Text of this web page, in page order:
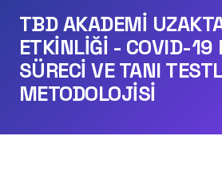
TBD AKADEMİ
ETKİNLİĞİ - COVID-19
SÜRECİ VE TANI
METODOLOJİSİ